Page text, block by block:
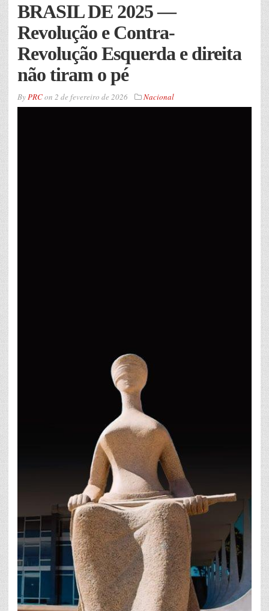
BRASIL DE 2025 —
Revolução e Contra-
Revolução Esquerda e direita
não tiram o pé
ByPRCon 2 de fevereiro de 2026 Nacional